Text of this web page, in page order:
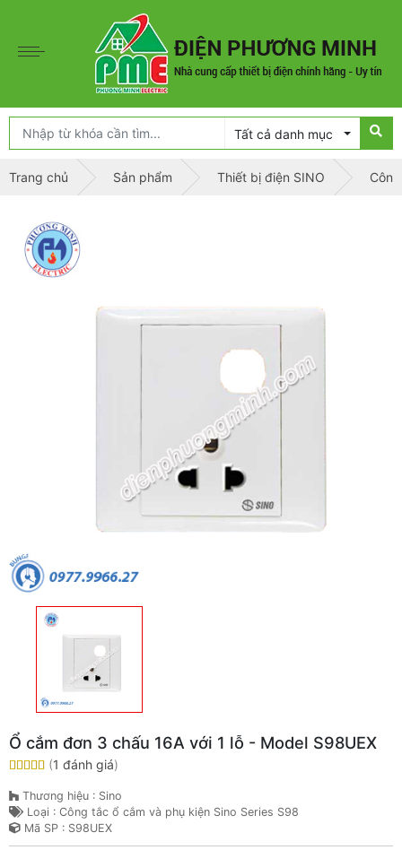
Tất cả danh mục
Trang chủ Sản phẩm Thiết bị điện SINO
Ổ cắm đơn 3 chấu 16A với 1 lỗ - Model S98UEX
(1 đánh giá)
Thương hiệu : Sino
Loại : Công tắc ổ cắm và phụ kiện Sino Series S98
Mã SP : S98UEX